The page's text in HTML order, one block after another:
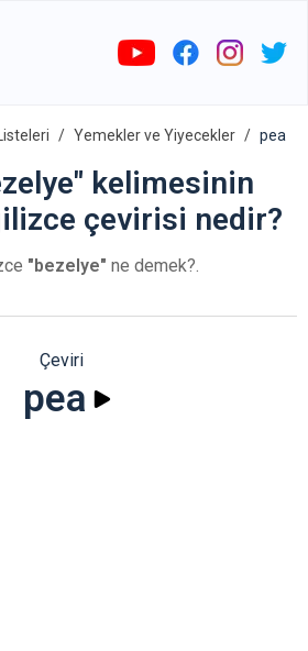
Yemekler ve Yiyecekler pea
kelimesinin
çevirisi nedir?
"bezelye" ne demek?.
Çeviri
pea